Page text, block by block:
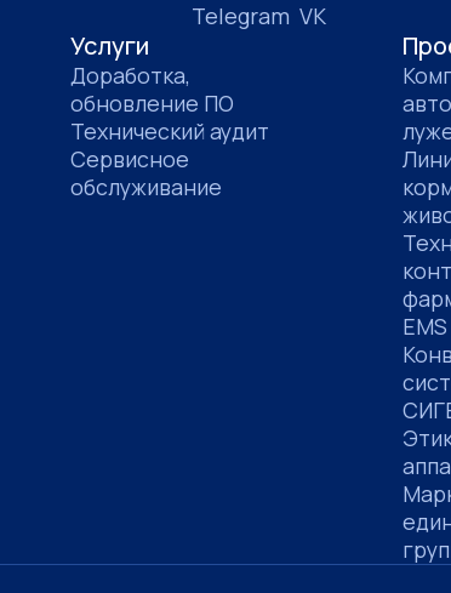
Telegram VK
Услуги
Доработка,
обновление ПО
Технический аудит
Сервисное
обслуживание